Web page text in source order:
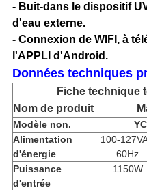
- Buit-dans le dispositif
d'eau externe.
- Connexion de WIFI, à
l'APPLI d'Android.
Données techniques
Fiche technique
Nom de produit
Modèle non.
Alimentation
d'énergie
100-
60Hz
Puissance
d'entrée
1150W